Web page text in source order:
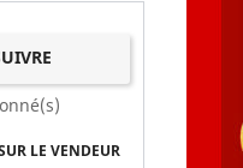
LE VENDEUR